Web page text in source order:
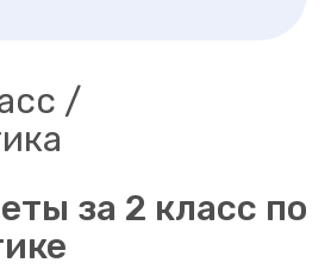
за 2 класс по